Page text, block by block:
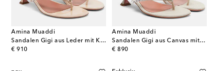
Amina Muaddi
Sandalen Gigi aus Leder mit Kristallen
€ 910
original price
Amina Muaddi
Sandalen Gigi aus Canvas mit Kristallen
€ 890
original price